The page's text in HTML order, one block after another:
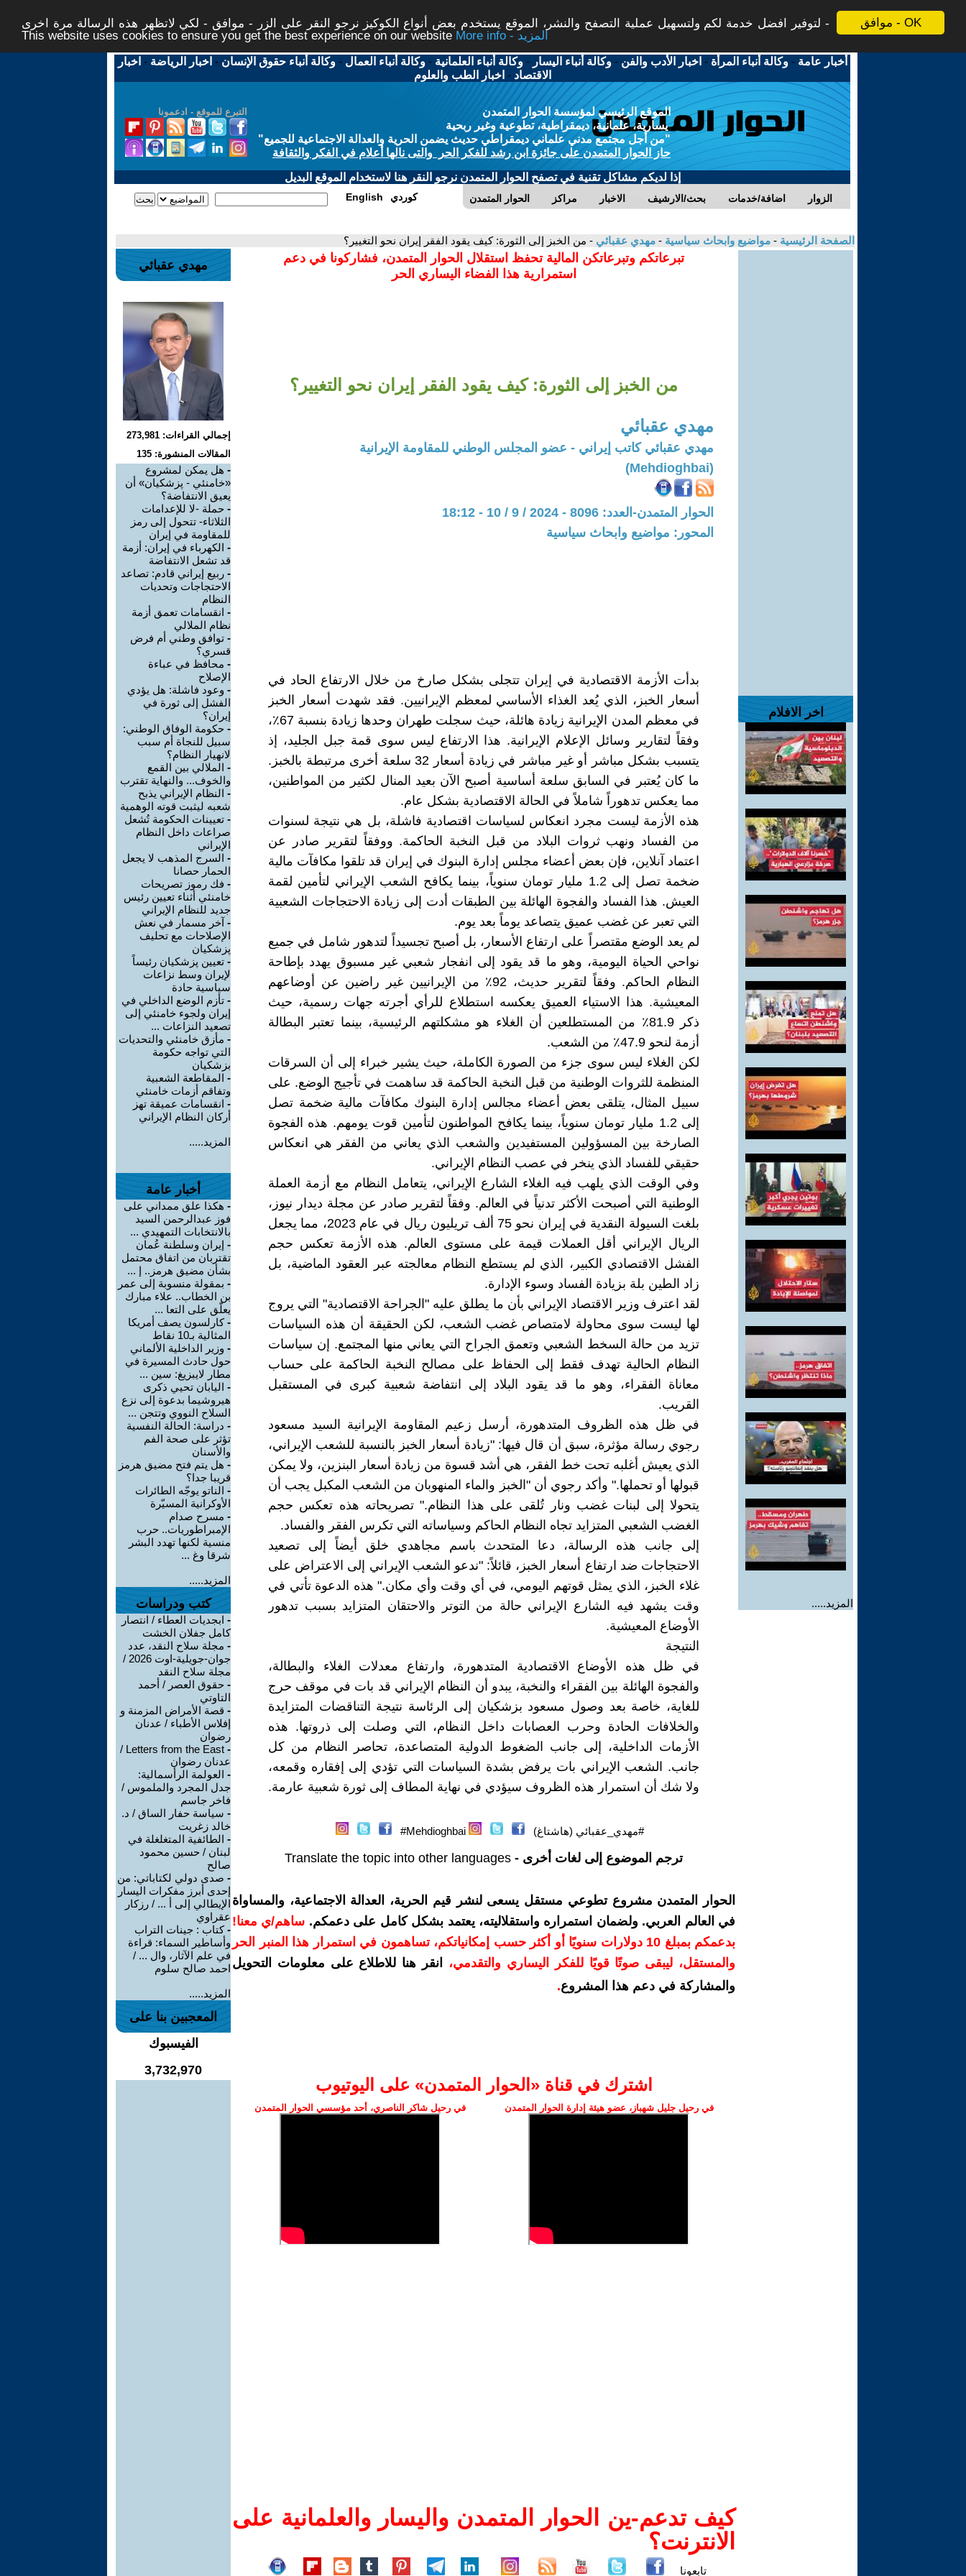
موافق - OK
لتوفير افضل خدمة لكم ولتسهيل عملية التصفح والنشر، الموقع يستخدم بعض أنواع الكوكيز نرجو النقر على الزر - موافق - لكي لاتظهر هذه الرسالة مرة اخرى -
This website uses cookies to ensure you get the best experience on our website
More info - المزيد
أخبار عامة -وكالة أنباء المرأة - اخبار الأدب والفن -وكالة أنباء اليسار -وكالة أنباء العلمانية -وكالة أنباء العمال -وكالة أنباء حقوق الإنسان - اخبار الرياضة - اخبار
الاقتصاد - اخبار الطب والعلوم
التبرع للموقع - ادعمونا
الموقع الرئيسي لمؤسسة الحوار المتمدن
يسارية، علمانية، ديمقراطية، تطوعية وغير ربحية
"من أجل مجتمع مدني علماني ديمقراطي حديث يضمن الحرية والعدالة الاجتماعية للجميع"
حاز الحوار المتمدن على جائزة ابن رشد للفكر الحر والتى نالها أعلام في الفكر والثقافة
إذا لديكم مشاكل تقنية في تصفح الحوار المتمدن نرجو النقر هنا لاستخدام الموقع البديل
الحوار المتمدن مراكز الاخبار بحث/الارشيف اضافة/خدمات الزوار English كوردي
الصفحة الرئيسية - مواضيع وابحاث سياسية - مهدي عقبائي - من الخبز إلى الثورة: كيف يقود الفقر إيران نحو التغيير؟
اخر الافلام
المزيد.....
تبرعاتكم وتبرعاتكن المالية تحفظ استقلال الحوار المتمدن، فشاركونا في دعم
استمرارية هذا الفضاء اليساري الحر
من الخبز إلى الثورة: كيف يقود الفقر إيران نحو التغيير؟
مهدي عقبائي
مهدي عقبائي كاتب إيراني - عضو المجلس الوطني للمقاومة الإيرانية
(Mehdioghbai)
الحوار المتمدن-العدد: 8096 - 2024 / 9 / 10 - 18:12
المحور: مواضيع وابحاث سياسية
بدأت الأزمة الاقتصادية في إيران تتجلى بشكل صارخ من خلال الارتفاع الحاد في
أسعار الخبز، الذي يُعد الغذاء الأساسي لمعظم الإيرانيين. فقد شهدت أسعار الخبز
في معظم المدن الإيرانية زيادة هائلة، حيث سجلت طهران وحدها زيادة بنسبة 67٪،
وفقاً لتقارير وسائل الإعلام الإيرانية. هذا الارتفاع ليس سوى قمة جبل الجليد، إذ
يتسبب بشكل مباشر أو غير مباشر في زيادة أسعار 32 سلعة أخرى مرتبطة بالخبز.
ما كان يُعتبر في السابق سلعة أساسية أصبح الآن بعيد المنال لكثير من المواطنين،
مما يعكس تدهوراً شاملاً في الحالة الاقتصادية بشكل عام.
هذه الأزمة ليست مجرد انعكاس لسياسات اقتصادية فاشلة، بل هي نتيجة لسنوات
من الفساد ونهب ثروات البلاد من قبل النخبة الحاكمة. ووفقاً لتقرير صادر عن
اعتماد آنلاین، فإن بعض أعضاء مجلس إدارة البنوك في إيران قد تلقوا مكافآت مالية
ضخمة تصل إلى 1.2 مليار تومان سنوياً، بينما يكافح الشعب الإيراني لتأمين لقمة
العيش. هذا الفساد والفجوة الهائلة بين الطبقات أدت إلى زيادة الاحتجاجات الشعبية
التي تعبر عن غضب عميق يتصاعد يوماً بعد يوم.
لم يعد الوضع مقتصراً على ارتفاع الأسعار، بل أصبح تجسيداً لتدهور شامل في جميع
نواحي الحياة اليومية، وهو ما قد يقود إلى انفجار شعبي غير مسبوق يهدد بإطاحة
النظام الحاكم. وفقاً لتقرير حديث، 92٪ من الإيرانيين غير راضين عن أوضاعهم
المعيشية. هذا الاستياء العميق يعكسه استطلاع للرأي أجرته جهات رسمية، حيث
ذكر 81.9٪ من المستطلعين أن الغلاء هو مشكلتهم الرئيسية، بينما تعتبر البطالة
أزمة لنحو 47.9٪ من الشعب.
لكن الغلاء ليس سوى جزء من الصورة الكاملة، حيث يشير خبراء إلى أن السرقات
المنظمة للثروات الوطنية من قبل النخبة الحاكمة قد ساهمت في تأجيج الوضع. على
سبيل المثال، يتلقى بعض أعضاء مجالس إدارة البنوك مكافآت مالية ضخمة تصل
إلى 1.2 مليار تومان سنوياً، بينما يكافح المواطنون لتأمين قوت يومهم. هذه الفجوة
الصارخة بين المسؤولين المستفيدين والشعب الذي يعاني من الفقر هي انعكاس
حقيقي للفساد الذي ينخر في عصب النظام الإيراني.
وفي الوقت الذي يلهب فيه الغلاء الشارع الإيراني، يتعامل النظام مع أزمة العملة
الوطنية التي أصبحت الأكثر تدنياً في العالم. وفقاً لتقرير صادر عن مجلة دیدار نیوز،
بلغت السيولة النقدية في إيران نحو 75 ألف تريليون ريال في عام 2023، مما يجعل
الريال الإيراني أقل العملات قيمة على مستوى العالم. هذه الأزمة تعكس حجم
الفشل الاقتصادي الكبير، الذي لم يستطع النظام معالجته عبر العقود الماضية، بل
زاد الطين بلة بزيادة الفساد وسوء الإدارة.
لقد اعترف وزير الاقتصاد الإيراني بأن ما يطلق عليه "الجراحة الاقتصادية" التي يروج
لها ليست سوى محاولة لامتصاص غضب الشعب، لكن الحقيقة أن هذه السياسات
تزيد من حالة السخط الشعبي وتعمق الجراح التي يعاني منها المجتمع. إن سياسات
النظام الحالية تهدف فقط إلى الحفاظ على مصالح النخبة الحاكمة على حساب
معاناة الفقراء، وهو ما قد يقود البلاد إلى انتفاضة شعبية كبرى في المستقبل
القريب.
في ظل هذه الظروف المتدهورة، أرسل زعيم المقاومة الإيرانية السيد مسعود
رجوي رسالة مؤثرة، سبق أن قال فيها: "زيادة أسعار الخبز بالنسبة للشعب الإيراني،
الذي يعيش أغلبه تحت خط الفقر، هي أشد قسوة من زيادة أسعار البنزين، ولا يمكن
قبولها أو تحملها." وأكد رجوي أن "الخبز والماء المنهوبان من الشعب المكبل يجب أن
يتحولا إلى لبنات غضب ونار تُلقى على هذا النظام." تصريحاته هذه تعكس حجم
الغضب الشعبي المتزايد تجاه النظام الحاكم وسياساته التي تكرس الفقر والفساد.
إلى جانب هذه الرسالة، دعا المتحدث باسم مجاهدي خلق أيضاً إلى تصعيد
الاحتجاجات ضد ارتفاع أسعار الخبز، قائلاً: "ندعو الشعب الإيراني إلى الاعتراض على
غلاء الخبز، الذي يمثل قوتهم اليومي، في أي وقت وأي مكان." هذه الدعوة تأتي في
وقت يشهد فيه الشارع الإيراني حالة من التوتر والاحتقان المتزايد بسبب تدهور
الأوضاع المعيشية.
النتيجة
في ظل هذه الأوضاع الاقتصادية المتدهورة، وارتفاع معدلات الغلاء والبطالة،
والفجوة الهائلة بين الفقراء والنخبة، يبدو أن النظام الإيراني قد بات في موقف حرج
للغاية، خاصة بعد وصول مسعود بزشكيان إلى الرئاسة نتيجة التناقضات المتزايدة
والخلافات الحادة وحرب العصابات داخل النظام، التي وصلت إلى ذروتها. هذه
الأزمات الداخلية، إلى جانب الضغوط الدولية المتصاعدة، تحاصر النظام من كل
جانب. الشعب الإيراني بات يرفض بشدة السياسات التي تؤدي إلى إفقاره وقمعه،
ولا شك أن استمرار هذه الظروف سيؤدي في نهاية المطاف إلى ثورة شعبية عارمة.
#مهدي_عقبائي (هاشتاغ) Mehdioghbai#
ترجم الموضوع إلى لغات أخرى - Translate the topic into other languages
الحوار المتمدن مشروع تطوعي مستقل يسعى لنشر قيم الحرية، العدالة الاجتماعية، والمساواة
في العالم العربي. ولضمان استمراره واستقلاليته، يعتمد بشكل كامل على دعمكم. ساهم/ي معنا!
بدعمكم بمبلغ 10 دولارات سنويًا أو أكثر حسب إمكانياتكم، تساهمون في استمرار هذا المنبر الحر
والمستقل، ليبقى صوتًا قويًا للفكر اليساري والتقدمي،
انقر هنا للاطلاع على معلومات التحويل
والمشاركة في دعم هذا المشروع.
اشترك في قناة ‫«الحوار المتمدن» على اليوتيوب
في رحيل جليل شهباز، عضو هيئة إدارة الحوار المتمدن في رحيل شاكر الناصري، أحد مؤسسي الحوار المتمدن
كيف تدعم-ين الحوار المتمدن واليسار والعلمانية على
الانترنت؟
تابعونا
مهدي عقبائي
إجمالي القراءات: 273,981
المقالات المنشورة: 135
- هل يمكن لمشروع
«خامنئي - پزشکیان» أن
يعيق الانتفاضة؟
- حملة -لا للإعدامات
الثلاثاء- تتحول إلى رمز
للمقاومة في إيران
- الكهرباء في إيران: أزمة
قد تشعل الانتفاضة
- ربيع إيراني قادم: تصاعد
الاحتجاجات وتحديات
النظام
- انقسامات تعمق أزمة
نظام الملالي
- توافق وطني أم فرض
قسري؟
- محافظ في عباءة
الإصلاح
- وعود فاشلة: هل يؤدي
الفشل إلى ثورة في
إيران؟
- حكومة الوفاق الوطني:
سبيل للنجاة أم سبب
لانهيار النظام؟
- الملالي بين القمع
والخوف... والنهاية تقترب
- النظام الإيراني يذبح
شعبه ليثبت قوته الوهمية
- تعيينات الحكومة تُشعل
صراعات داخل النظام
الإيراني
- السرج المذهب لا يجعل
الحمار حصانا
- فك رموز تصريحات
خامنئي أثناء تعيين رئيس
جديد للنظام الإيراني
- آخر مسمار في نعش
الإصلاحات مع تحلیف
پزشكيان
- تعيين پزشكيان رئيساً
لإيران وسط نزاعات
سياسية حادة
- تأزم الوضع الداخلي في
إيران ولجوء خامنئي إلى
تصعيد النزاعات ...
- مأزق خامنئي والتحديات
التي تواجه حكومة
بزشكيان
- المقاطعة الشعبية
وتفاقم أزمات خامنئي
- انقسامات عميقة تهز
أركان النظام الإيراني
المزيد.....
أخبار عامة
- هكذا علق ممداني على
فوز عبدالرحمن السيد
بالانتخابات التمهيدي ...
- إيران وسلطنة عُمان
تقتربان من اتفاق محتمل
بشأن مضيق هرمز.. إ ...
- بمقولة منسوبة إلى عمر
بن الخطاب.. علاء مبارك
يعلّق على التعا ...
-كارلسون يصف أمريكا
المثالية بـ10 نقاط
- وزير الداخلية الألماني
حول حادث المسيرة في
مطار لايبزيغ: سين ...
- اليابان تحيي ذكرى
هيروشيما بدعوة إلى نزع
السلاح النووي وتتجن ...
- دراسة: الحالة النفسية
تؤثر على صحة الفم
والأسنان
- هل يتم فتح مضيق هرمز
قريبا جدا؟
- الناتو يوجّه الطائرات
الأوكرانية المسيّرة
- مسرح صدام
الإمبراطوريات.. حرب
منسية لكنها تهدد البشر
شرقا وغ ...
المزيد.....
كتب ودراسات
- ابجديات العطاء / انتصار
كامل جفلان الخشت
- مجلة سلاح النقد، عدد
جوان-جويلية-اوت 2026 /
مجلة سلاح النقد
- حقوق العصر / أحمد
التاوتي
- قصة الأمراض المزمنة و
إفلاس الأطباء / عدنان
رضوان
-
Letters from the East /
عدنان رضوان
- العولمة الرأسمالية:
جدل المجرد والملموس /
فاخر جاسم
- سياسة حفار الساق / د.
خالد زغريت
- الطائفية المتغلغلة في
لبنان / حسين محمود
صالح
- صدى دولي لكتاباتي: من
إحدى أبرز مفكرات اليسار
الإيطالي إلى أ ... / رزكار
عقراوي
-كتاب : جينات التراب
وأساطير السماء: قراءة
في علم الآثار، وال ... /
احمد صالح سلوم
المزيد.....
المعجبين بنا على
الفيسبوك
3,732,970